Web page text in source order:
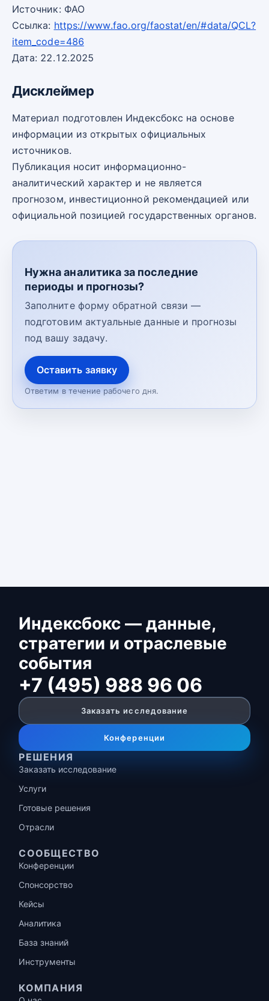
Источник: ФАО
Ссылка: https://www.fao.org/faostat/en/#data/QCL?
item_code=486
Дата: 22.12.2025
Дисклеймер
Материал подготовлен Индексбокс на основе
информации из открытых официальных
источников.
Публикация носит информационно-
аналитический характер и не является
прогнозом, инвестиционной рекомендацией или
официальной позицией государственных органов.
Нужна аналитика за последние
периоды и прогнозы?
Заполните форму обратной связи —
подготовим актуальные данные и прогнозы
под вашу задачу.
Оставить заявку
Ответим в течение рабочего дня.
Индексбокс — данные,
стратегии и отраслевые
события
+7 (495) 988 96 06
Заказать исследование
Конференции
РЕШЕНИЯ
Заказать исследование
Услуги
Готовые решения
Отрасли
СООБЩЕСТВО
Конференции
Спонсорство
Кейсы
Аналитика
База знаний
Инструменты
КОМПАНИЯ